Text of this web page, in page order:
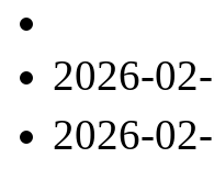
2026-
2026-